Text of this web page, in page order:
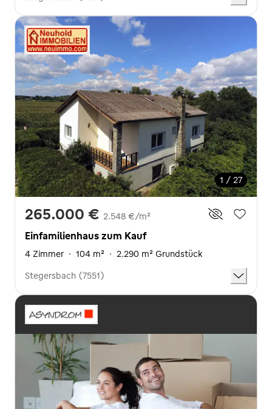
1 / 27
265.000 € 2.548 €/m²
Einfamilienhaus zum Kauf
4 Zimmer · 104 m² · 2.290 m² Grundstück
Stegersbach (7551)